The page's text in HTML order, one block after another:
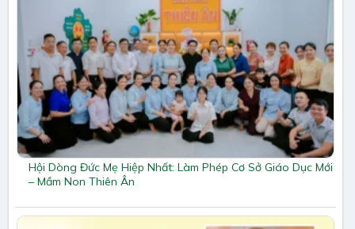
Hội Dòng Đức Mẹ Hiệp Nhất: Làm Phép Cơ Sở Giáo Dục Mới
– Mầm Non Thiên Ân